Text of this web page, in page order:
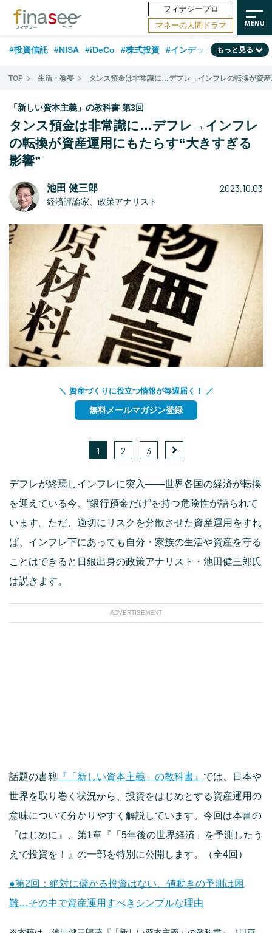
フィナシープロ
マネーの人間ドラマ
#投資信託 #NISA #iDeCo #株式投資 #インデックスファンド
#相談事例 #相続・贈与 #FP #新NISA #ランキング #トレンド
#資産運用業界 #老後 #海外事情 #積立投資
#フィナンシャル・ウェルビーイング #データ・調査 #国内株式型
#60代
もっと見る
TOP 生活・教養 タンス預金は非常識に…デフレ→インフレの転換が資産
「新しい資本主義」の教科書 第3回
タンス預金は非常識に…デフレ→インフレ
の転換が資産運用にもたらす“大きすぎる
影響”
池田 健三郎
経済評論家、政策アナリスト
2023.10.03
＼ 資産づくりに役立つ情報が毎週届く！ ／
無料メールマガジン登録
1 2 3
デフレが終焉しインフレに突入――世界各国の経済が転換
を迎えている今、“銀行預金だけ”を持つ危険性が語られて
います。ただ、適切にリスクを分散させた資産運用をすれ
ば、インフレ下にあっても自分・家族の生活や資産を守る
ことはできると日銀出身の政策アナリスト・池田健三郎氏
は説きます。
ADVERTISEMENT
話題の書籍 『「新しい資本主義」の教科書』 では、日本や
世界を取り巻く状況から、投資をはじめとする資産運用の
意味について分かりやすく解説しています。今回は本書の
『はじめに』、第1章『「5年後の世界経済」を予測したう
えで投資を！』の一部を特別に公開します。（全4回）
●第2回：絶対に儲かる投資はない、値動きの予測は困
難…その中で資産運用すべきシンプルな理由